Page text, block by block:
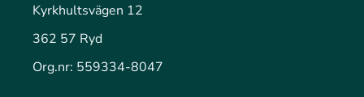
Kyrkhultsvägen 12
362 57 Ryd
Org.nr: 559334-8047